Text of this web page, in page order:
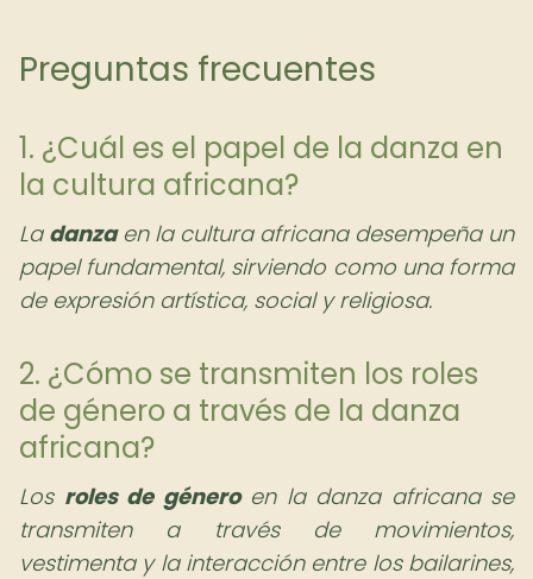
Preguntas frecuentes
1. ¿Cuál es el papel de la danza en
la cultura africana?
La danzaen la cultura africana desempeña un
papel fundamental, sirviendo como una forma
de expresión artística, social y religiosa.
2. ¿Cómo se transmiten los roles
de género a través de la danza
africana?
Los roles de géneroen la danza africana se
transmiten a través de movimientos,
vestimenta y la interacción entre los bailarines,